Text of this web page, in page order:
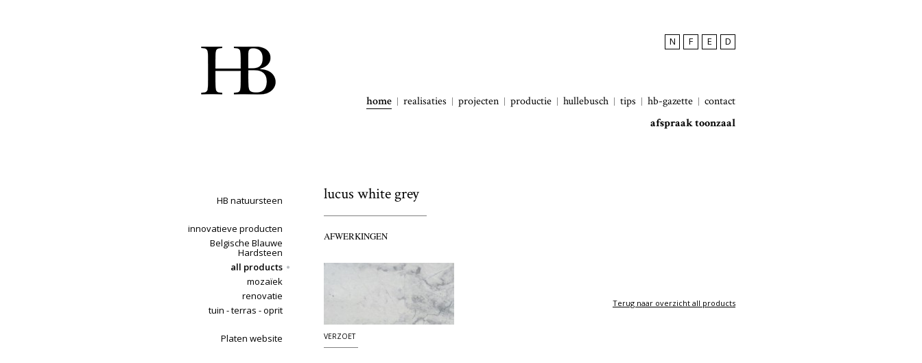
N F E D
home realisaties projecten productie hullebusch tips hb-gazette
contact
afspraak toonzaal
HB natuursteen
innovatieve producten
Belgische Blauwe
Hardsteen
all products
mozaïek
renovatie
tuin - terras - oprit
Platen website
lucus white grey
AFWERKINGEN
VERZOET
Terug naar overzicht all products